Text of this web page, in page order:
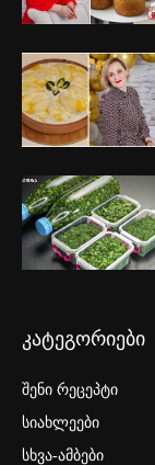
კატეგორიები
შენი რეცეპტი
სიახლეები
სხვა-ამბები